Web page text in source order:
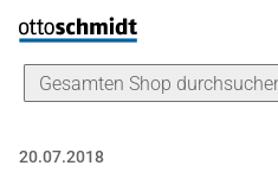
Direkt zum Inhalt
20.07.2018